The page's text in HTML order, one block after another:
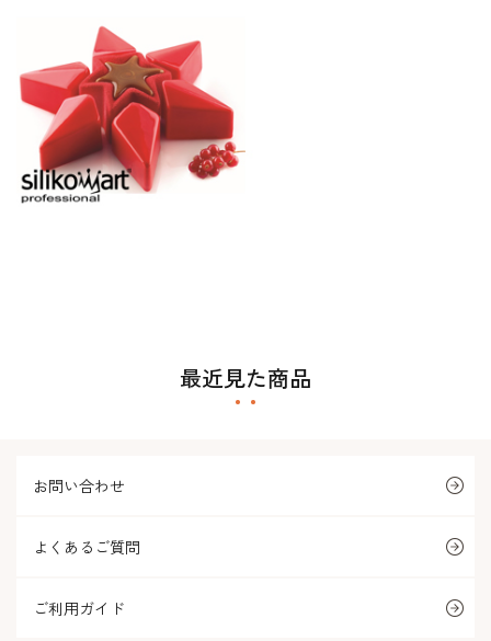
最近見た商品
お問い合わせ
よくあるご質問
ご利用ガイド